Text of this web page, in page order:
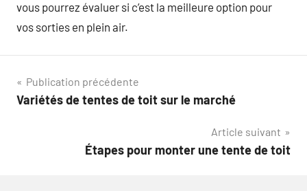
vous pourrez évaluer si c’est la meilleure option pour
vos sorties en plein air.
Navigation
de
Publication précédente
Variétés de tentes de toit sur le marché
Article suivant
Étapes pour monter une tente de toit